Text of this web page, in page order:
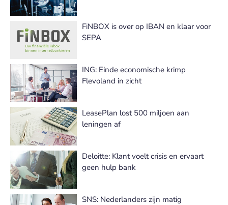
FiNBOX is over op IBAN en klaar voor
SEPA
ING: Einde economische krimp
Flevoland in zicht
LeasePlan lost 500 miljoen aan
leningen af
Deloitte: Klant voelt crisis en ervaart
geen hulp bank
SNS: Nederlanders zijn matig